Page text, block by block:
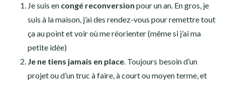
Je suis en congé reconversion pour un an. En gros, je
suis à la maison, j’ai des rendez-vous pour remettre tout
ça au point et voir où me réorienter (même si j’ai ma
petite idée)
Je ne tiens jamais en place. Toujours besoin d’un
projet ou d’un truc à faire, à court ou moyen terme, et